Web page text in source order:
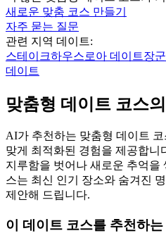
새로운 맞춤 코스 만들기
자주 묻는 질문
관련 지역 데이트:
스테이크하우스로아 데이트장
데이트
맞춤형 데이트 코스
AI가 추천하는 맞춤형 데이트
맞게 최적화된 경험을 제공합니
지루함을 벗어나 새로운 추억을
스는 최신 인기 장소와 숨겨진
제안해 드립니다.
이 데이트 코스를 추천하